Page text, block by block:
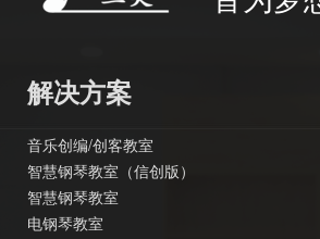
解决方案
音乐创编/创客教室
智慧钢琴教室（信创版）
智慧钢琴教室
电钢琴教室